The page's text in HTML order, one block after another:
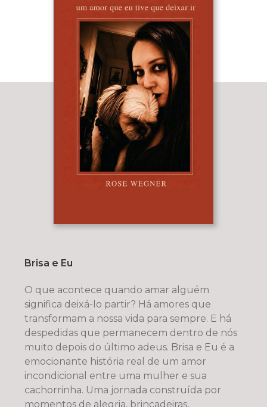
Brisa e Eu
O que acontece quando amar alguém
significa deixá-lo partir? Há amores que
transformam a nossa vida para sempre. E há
despedidas que permanecem dentro de nós
muito depois do último adeus. Brisa e Eu é a
emocionante história real de um amor
incondicional entre uma mulher e sua
cachorrinha. Uma jornada construída por
momentos de alegria, brincadeiras,